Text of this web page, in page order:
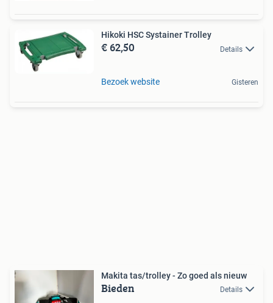
Hikoki HSC Systainer Trolley
€ 62,50 Details
Bezoek website Gisteren
Makita tas/trolley - Zo goed als nieuw
Bieden Details